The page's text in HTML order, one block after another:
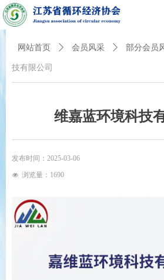
维嘉蓝环境科技
发布时间： 2025-03-06
넶 浏览量： 1690
网站首页 ꄲ 会员风采 ꄲ 部分会员
技有限公司